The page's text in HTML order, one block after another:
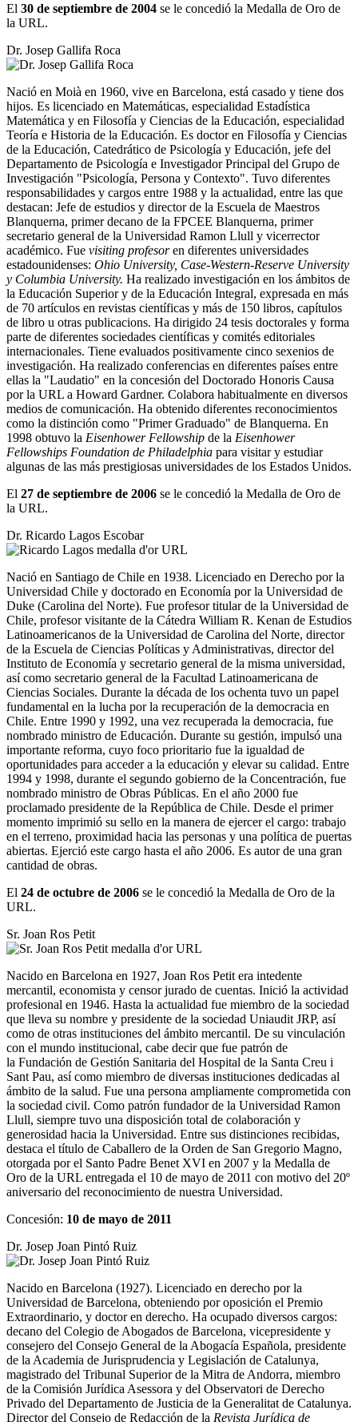
El 30 de septiembre de 2004 se le concedió la Medalla de Oro de
la URL.
Dr. Josep Gallifa Roca
Nació en Moià en 1960, vive en Barcelona, ​​está casado y tiene dos
hijos. Es licenciado en Matemáticas, especialidad Estadística
Matemática y en Filosofía y Ciencias de la Educación, especialidad
Teoría e Historia de la Educación. Es doctor en Filosofía y Ciencias
de la Educación, Catedrático de Psicología y Educación, jefe del
Departamento de Psicología e Investigador Principal del Grupo de
Investigación "Psicología, Persona y Contexto". Tuvo diferentes
responsabilidades y cargos entre 1988 y la actualidad, entre las que
destacan: Jefe de estudios y director de la Escuela de Maestros
Blanquerna, primer decano de la FPCEE Blanquerna, primer
secretario general de la Universidad Ramon Llull y vicerrector
académico. Fue visiting profesoren diferentes universidades
estadounidenses: Ohio University, Case-Western-Reserve University
y Columbia University. Ha realizado investigación en los ámbitos de
la Educación Superior y de la Educación Integral, expresada en más
de 70 artículos en revistas científicas y más de 150 libros, capítulos
de libro u otras publicacions. Ha dirigido 24 tesis doctorales y forma
parte de diferentes sociedades científicas y comités editoriales
internacionales. Tiene evaluados positivamente cinco sexenios de
investigación. Ha realizado conferencias en diferentes países entre
ellas la "Laudatio" en la concesión del Doctorado Honoris Causa
por la URL a Howard Gardner. Colabora habitualmente en diversos
medios de comunicación. Ha obtenido diferentes reconocimientos
como la distinción como "Primer Graduado" de Blanquerna. En
1998 obtuvo la Eisenhower Fellowship de la Eisenhower
Fellowships Foundation de Philadelphia para visitar y estudiar
algunas de las más prestigiosas universidades de los Estados Unidos.
El 27 de septiembre de 2006 se le concedió la Medalla de Oro de
la URL.
Dr. Ricardo Lagos Escobar
Nació en Santiago de Chile en 1938. Licenciado en Derecho por la
Universidad Chile y doctorado en Economía por la Universidad de
Duke (Carolina del Norte). Fue profesor titular de la Universidad de
Chile, profesor visitante de la Cátedra William R. Kenan de Estudios
Latinoamericanos de la Universidad de Carolina del Norte, director
de la Escuela de Ciencias Políticas y Administrativas, director del
Instituto de Economía y secretario general de la misma universidad,
así como secretario general de la Facultad Latinoamericana de
Ciencias Sociales. Durante la década de los ochenta tuvo un papel
fundamental en la lucha por la recuperación de la democracia en
Chile. Entre 1990 y 1992, una vez recuperada la democracia, fue
nombrado ministro de Educación. Durante su gestión, impulsó una
importante reforma, cuyo foco prioritario fue la igualdad de
oportunidades para acceder a la educación y elevar su calidad. Entre
1994 y 1998, durante el segundo gobierno de la Concentración, fue
nombrado ministro de Obras Públicas. En el año 2000 fue
proclamado presidente de la República de Chile. Desde el primer
momento imprimió su sello en la manera de ejercer el cargo: trabajo
en el terreno, proximidad hacia las personas y una política de puertas
abiertas. Ejerció este cargo hasta el año 2006. Es autor de una gran
cantidad de obras.
El 24 de octubre de 2006 se le concedió la Medalla de Oro de la
URL.
Sr. Joan Ros Petit
Nacido en Barcelona en 1927, Joan Ros Petit era intedente
mercantil, economista y censor jurado de cuentas. Inició la actividad
profesional en 1946. Hasta la actualidad fue miembro de la sociedad
que lleva su nombre y presidente de la sociedad Uniaudit JRP, así
como de otras instituciones del ámbito mercantil. De su vinculación
con el mundo institucional, cabe decir que fue patrón de
la Fundación de Gestión Sanitaria del Hospital de la Santa Creu i
Sant Pau, así como miembro de diversas instituciones dedicadas al
ámbito de la salud. Fue una persona ampliamente comprometida con
la sociedad civil. Como patrón fundador de la Universidad Ramon
Llull, siempre tuvo una disposición total de colaboración y
generosidad hacia la Universidad. Entre sus distinciones recibidas,
destaca el título de Caballero de la Orden de San Gregorio Magno,
otorgada por el Santo Padre Benet XVI en 2007 y la Medalla de
Oro de la URL entregada el 10 de mayo de 2011 con motivo del 20º
aniversario del reconocimiento de nuestra Universidad.
Concesión: 10 de mayo de 2011
Dr. Josep Joan Pintó Ruiz
Nacido en Barcelona (1927). Licenciado en derecho por la
Universidad de Barcelona, obteniendo por oposición el Premio
Extraordinario, y doctor en derecho. Ha ocupado diversos cargos:
decano del Colegio de Abogados de Barcelona, vicepresidente y
consejero del Consejo General de la Abogacía Española, presidente
de la Academia de Jurisprudencia y Legislación de Catalunya,
magistrado del Tribunal Superior de la Mitra de Andorra, miembro
de la Comisión Jurídica Asessora y del Observatori de Derecho
Privado del Departamento de Justicia de la Generalitat de Catalunya.
Director del Consejo de Redacción de la Revista Jurídica de